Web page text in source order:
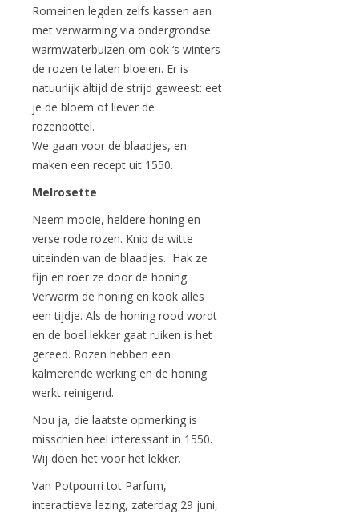
Romeinen legden zelfs kassen aan
met verwarming via ondergrondse
warmwaterbuizen om ook ‘s winters
de rozen te laten bloeien. Er is
natuurlijk altijd de strijd geweest: eet
je de bloem of liever de
rozenbottel.
We gaan voor de blaadjes, en
maken een recept uit 1550.
Melrosette
Neem mooie, heldere honing en
verse rode rozen. Knip de witte
uiteinden van de blaadjes. Hak ze
fijn en roer ze door de honing.
Verwarm de honing en kook alles
een tijdje. Als de honing rood wordt
en de boel lekker gaat ruiken is het
gereed. Rozen hebben een
kalmerende werking en de honing
werkt reinigend.
Nou ja, die laatste opmerking is
misschien heel interessant in 1550.
Wij doen het voor het lekker.
Van Potpourri tot Parfum,
interactieve lezing, zaterdag 29 juni,